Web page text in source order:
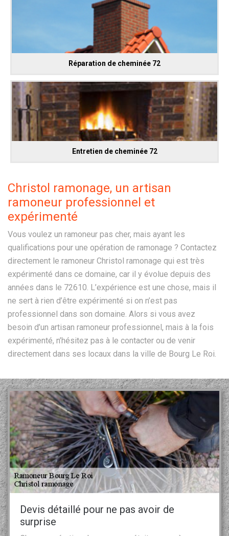
Réparation de cheminée 72
Entretien de cheminée 72
Christol ramonage, un artisan
ramoneur professionnel et
expérimenté
Vous voulez un ramoneur pas cher, mais ayant les
qualifications pour une opération de ramonage ? Contactez
directement le ramoneur Christol ramonage qui est très
expérimenté dans ce domaine, car il y évolue depuis des
années dans le 72610. L’expérience est une chose, mais il
ne sert à rien d’être expérimenté si on n’est pas
professionnel dans son domaine. Alors si vous avez
besoin d’un artisan ramoneur professionnel, mais à la fois
expérimenté, n’hésitez pas à le contacter ou de venir
directement dans ses locaux dans la ville de Bourg Le Roi.
Devis détaillé pour ne pas avoir de
surprise